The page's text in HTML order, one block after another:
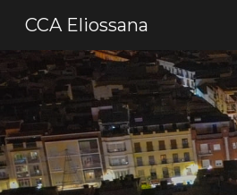
CCA Eliossana